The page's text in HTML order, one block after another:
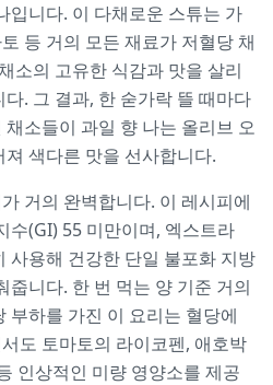
입니다. 이 다채로운 스튜는 가
등 거의 모든 재료가 저혈당 채
소의 고유한 식감과 맛을 살리
. 그 결과, 한 숟가락 뜰 때마다
소들이 과일 향 나는 올리브 오
색다른 맛을 선사합니다.
거의 완벽합니다. 이 레시피에
수(GI) 55 미만이며, 엑스트라
사용해 건강한 단일 불포화 지방
줍니다. 한 번 먹는 양 기준 거의
부하를 가진 이 요리는 혈당에
도 토마토의 라이코펜, 애호박
인상적인 미량 영양소를 제공